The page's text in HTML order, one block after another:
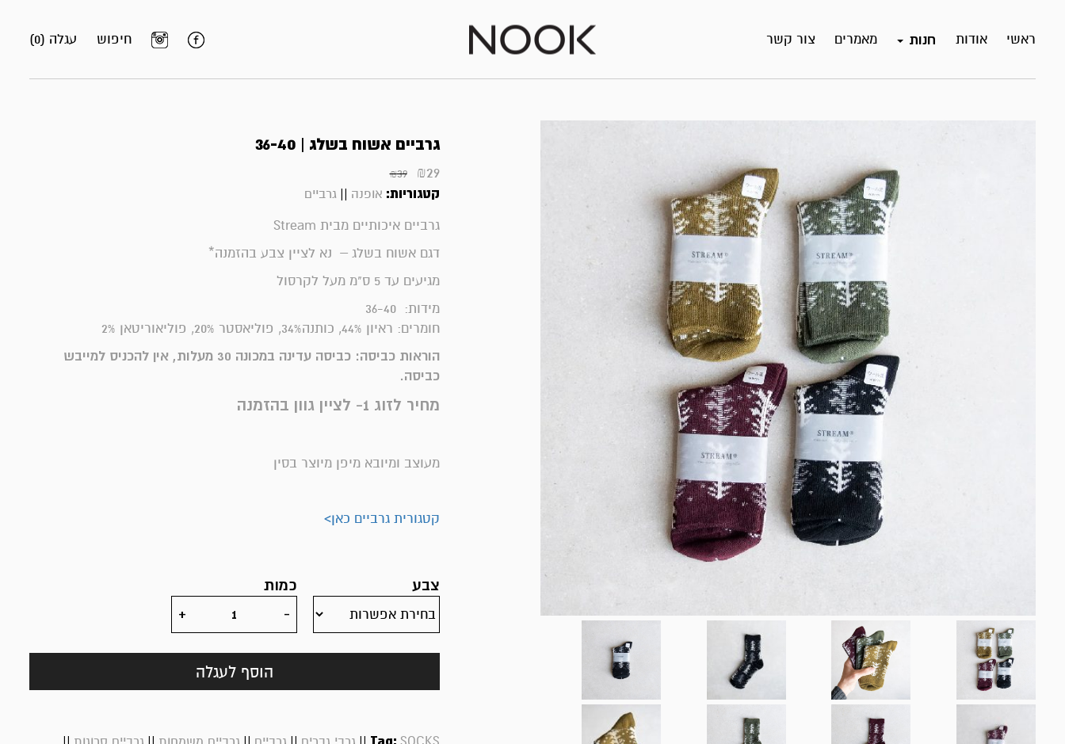
ראשי אודות חנות מאמרים צור קשר עגלה (0) חיפוש
גרביים אשוח בשלג | 36-40
₪39 ₪29
קטגוריות: אופנה ||גרביים
גרביים איכותיים מבית Stream
דגם אשוח בשלג – נא לציין צבע בהזמנה*
מגיעים עד 5 ס"מ מעל לקרסול
מידות: 36-40
חומרים: ראיון 44%, כותנה34%, פוליאסטר 20%, פוליאוריטאן 2%
הוראות כביסה: כביסה עדינה במכונה 30 מעלות, אין להכניס למייבש
כביסה.
מחיר לזוג 1- לציין גוון בהזמנה
מעוצב ומיובא מיפן מיוצר בסין
קטגורית גרביים כאן>
צבע כמות
הוסף לעגלה